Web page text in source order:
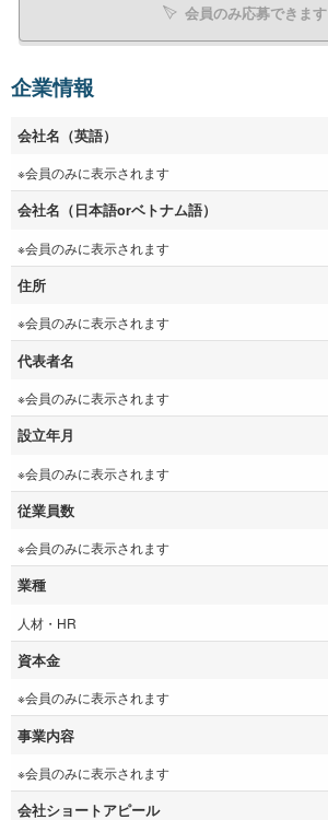
会員のみ応募できます
企業情報
会社名（英語）
※会員のみに表示されます
会社名（日本語orベトナム語）
※会員のみに表示されます
住所
※会員のみに表示されます
代表者名
※会員のみに表示されます
設立年月
※会員のみに表示されます
従業員数
※会員のみに表示されます
業種
人材・HR
資本金
※会員のみに表示されます
事業内容
※会員のみに表示されます
会社ショートアピール